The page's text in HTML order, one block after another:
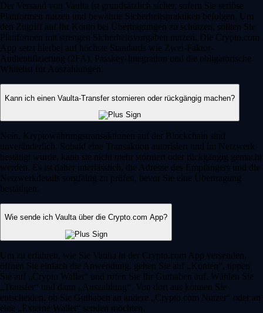
Der Versand von Vaulta ist grundsätzlich sicher, sofern Sie seriöse
Plattformen nutzen und bewährte Sicherheitspraktiken befolgen. Um
den Zugriff auf Ihr Konto bei Übertragungen zu schützen, sollten Sie
Plattformen mit strengen Sicherheitsvorgaben nutzen. Die Crypto.com
App setzt hierbei auf höchste Standards wie Zwei-Faktor-
Authentifizierung (2FA), Passkey-Integration und die obligatorische
Whitelist für Auszahlungen.
Kann ich einen Vaulta-Transfer stornieren oder rückgängig machen?
Nein, Kryptowährungstransaktionen auf der Blockchain sind
unveränderlich. Sobald eine Transaktion autorisiert und im Netzwerk
bestätigt wurde, kann sie nicht mehr storniert oder rückgängig gemacht
werden. Es ist daher unerlässlich, die Adresse des Empfängers und die
Netzwerkdetails sorgfältig zu prüfen, bevor Sie eine Übertragung
bestätigen.
Wie sende ich Vaulta über die Crypto.com App?
Um zu erfahren, wie Sie Vaulta in der Crypto.com App versenden,
öffnen Sie einfach die Anwendung, gehen Sie auf „Konten“, tippen
Sie auf „Crypto Wallet“ und rufen Sie Ihr Guthaben auf. Wählen Sie
„Transfer“ und dann „Auszahlung“. Von dort aus können Sie
entscheiden, ob Sie Guthaben an andere „Crypto.com Nutzer“ oder an
eine „Externe Wallet“ senden möchten.